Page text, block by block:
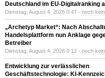
Deutschland im EU-Digitalranking
Dienstag, August 4, 2026 0:47 - noch
„Archetyp Market“: Nach
Handelsplattform nun Anklage
Betreiber
Dienstag, August 4, 2026 0:12 - noch
Entwicklung zur verlässlichen
Geschäftstechnologie: KI-